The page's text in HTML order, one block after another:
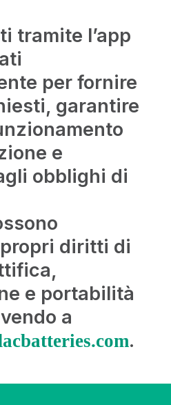
tramite l’app
per fornire
garantire
e
obblighi di
diritti di
e portabilità
a
.